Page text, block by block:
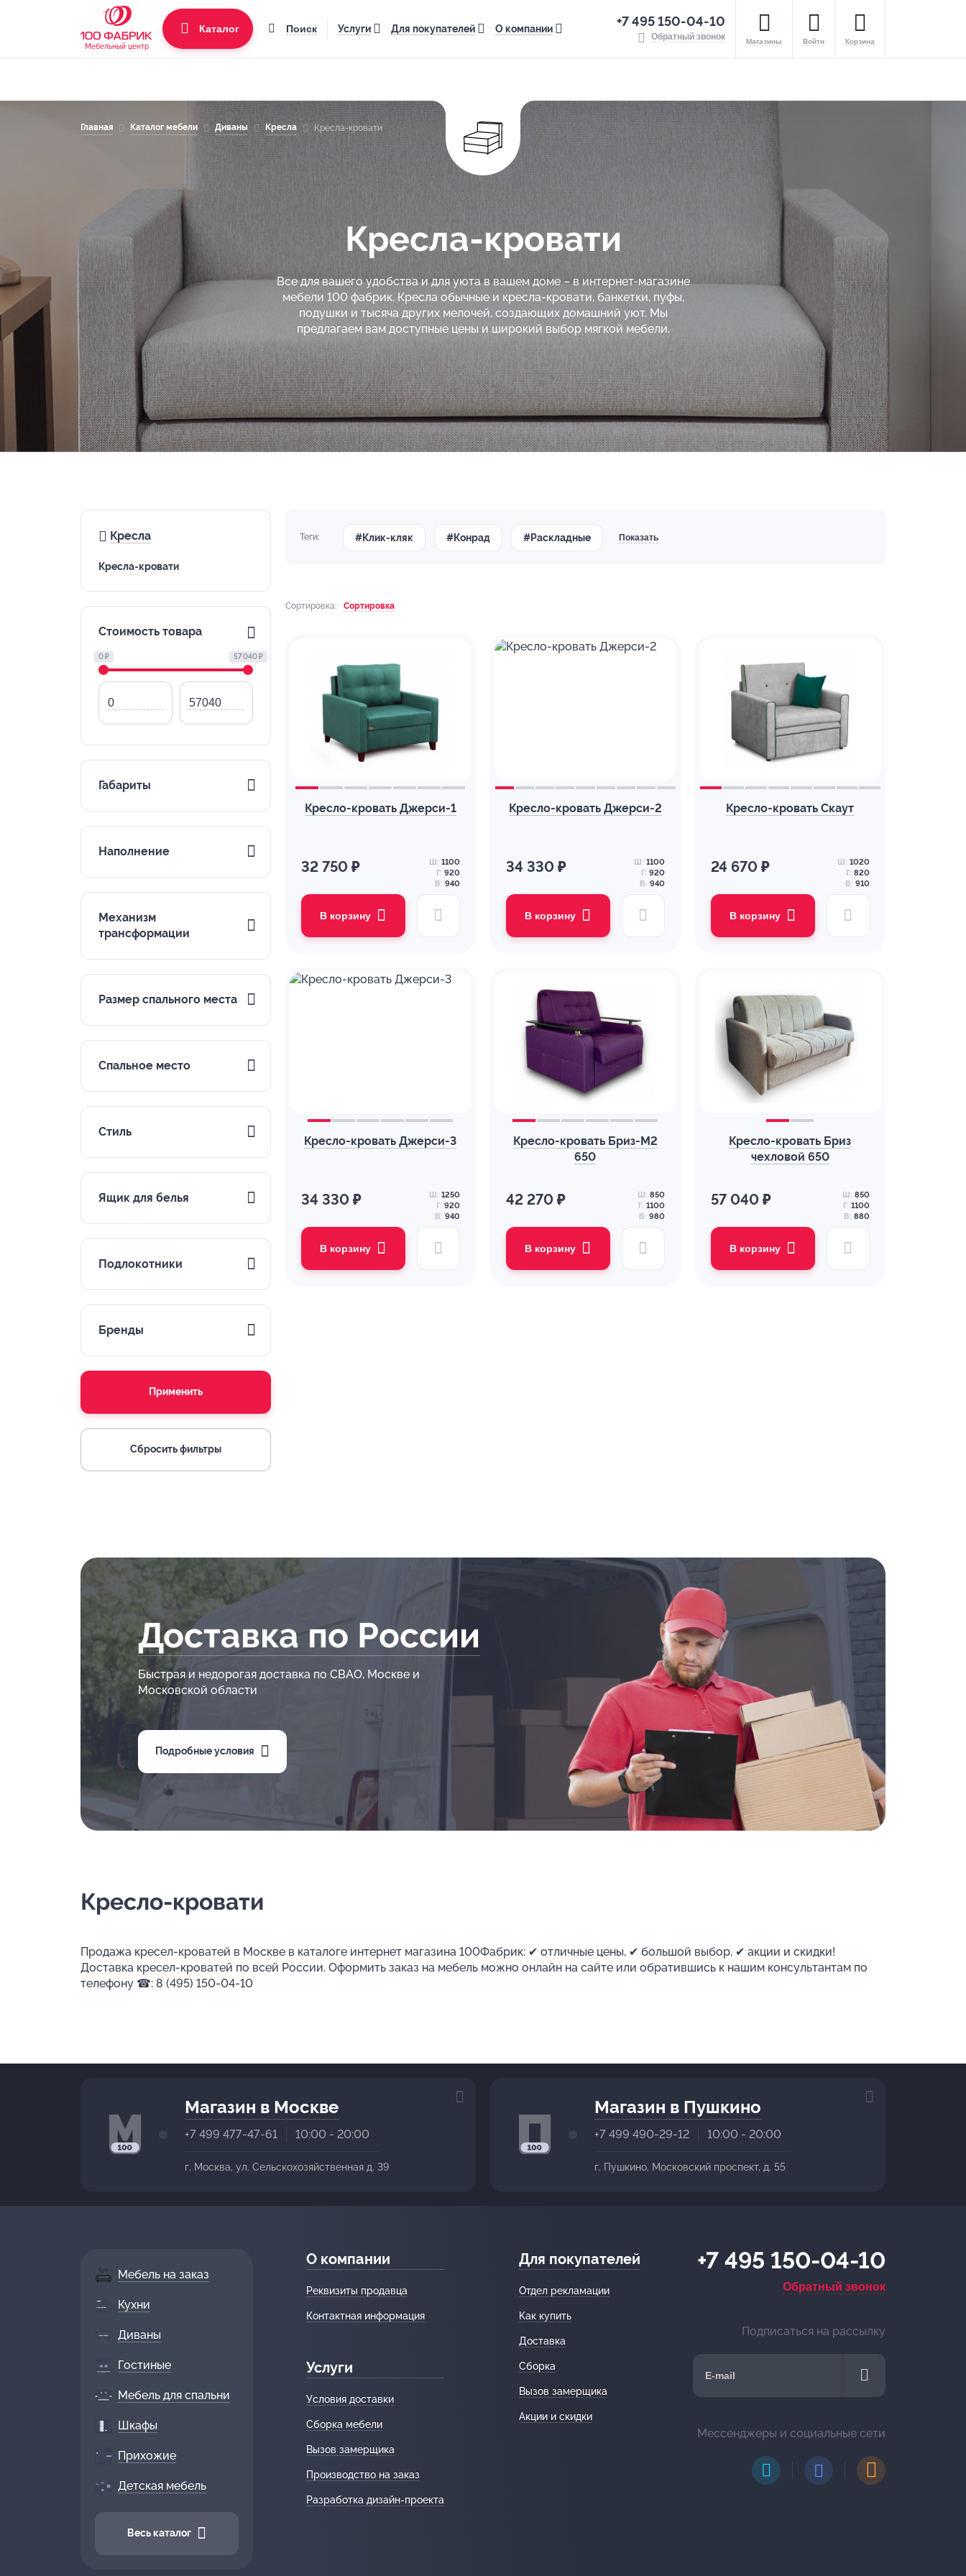
Мебельный центр
Каталог Поиск Услуги Для покупателей О компании +7 495 150-04-10
Обратный звонок Магазины Войти Корзина
Главная Каталог мебели Диваны Кресла Кресла-кровати
Кресла-кровати
Все для вашего удобства и для уюта в вашем доме – в интернет-магазине
мебели 100 фабрик. Кресла обычные и кресла-кровати, банкетки, пуфы,
подушки и тысяча других мелочей, создающих домашний уют. Мы
предлагаем вам доступные цены и широкий выбор мягкой мебели.
Кресла
Кресла-кровати
Стоимость товара
0 ₽ 57 040 ₽
Габариты
Наполнение
Механизм
трансформации
Размер спального места
Спальное место
Стиль
Ящик для белья
Подлокотники
Бренды
Применить
Сбросить фильтры
Теги: #Клик-кляк #Конрад #Раскладные Показать
Сортировка: Сортировка
Кресло-кровать Джерси-1
32 750 ₽ Ш: 1100
Г: 920
В: 940
В корзину
Кресло-кровать Джерси-2
34 330 ₽ Ш: 1100
Г: 920
В: 940
В корзину
Кресло-кровать Скаут
24 670 ₽ Ш: 1020
Г: 820
В: 910
В корзину
Кресло-кровать Джерси-3
34 330 ₽ Ш: 1250
Г: 920
В: 940
В корзину
Кресло-кровать Бриз-М2
650
42 270 ₽ Ш: 850
Г: 1100
В: 980
В корзину
Кресло-кровать Бриз
чехловой 650
57 040 ₽ Ш: 850
Г: 1100
В: 880
В корзину
Доставка по России
Быстрая и недорогая доставка по СВАО, Москве и
Московской области
Подробные условия
Кресло-кровати
Продажа кресел-кроватей в Москве в каталоге интернет магазина 100Фабрик: ✔ отличные цены, ✔ большой выбор, ✔ акции и скидки!
Доставка кресел-кроватей по всей России. Оформить заказ на мебель можно онлайн на сайте или обратившись к нашим консультантам по
телефону ☎: 8 (495) 150-04-10
Магазин в Москве
+7 499 477-47-61 10:00 - 20:00
г. Москва, ул. Сельскохозяйственная д. 39
Магазин в Пушкино
+7 499 490-29-12 10:00 - 20:00
г. Пушкино, Московский проспект, д. 55
Мебель на заказ
Кухни
Диваны
Гостиные
Мебель для спальни
Шкафы
Прихожие
Детская мебель
Весь каталог
О компании
Реквизиты продавца
Контактная информация
Услуги
Условия доставки
Сборка мебели
Вызов замерщика
Производство на заказ
Разработка дизайн-проекта
Для покупателей
Отдел рекламации
Как купить
Доставка
Сборка
Вызов замерщика
Акции и скидки
+7 495 150-04-10
Обратный звонок
Подписаться на рассылку
Мессенджеры и социальные сети